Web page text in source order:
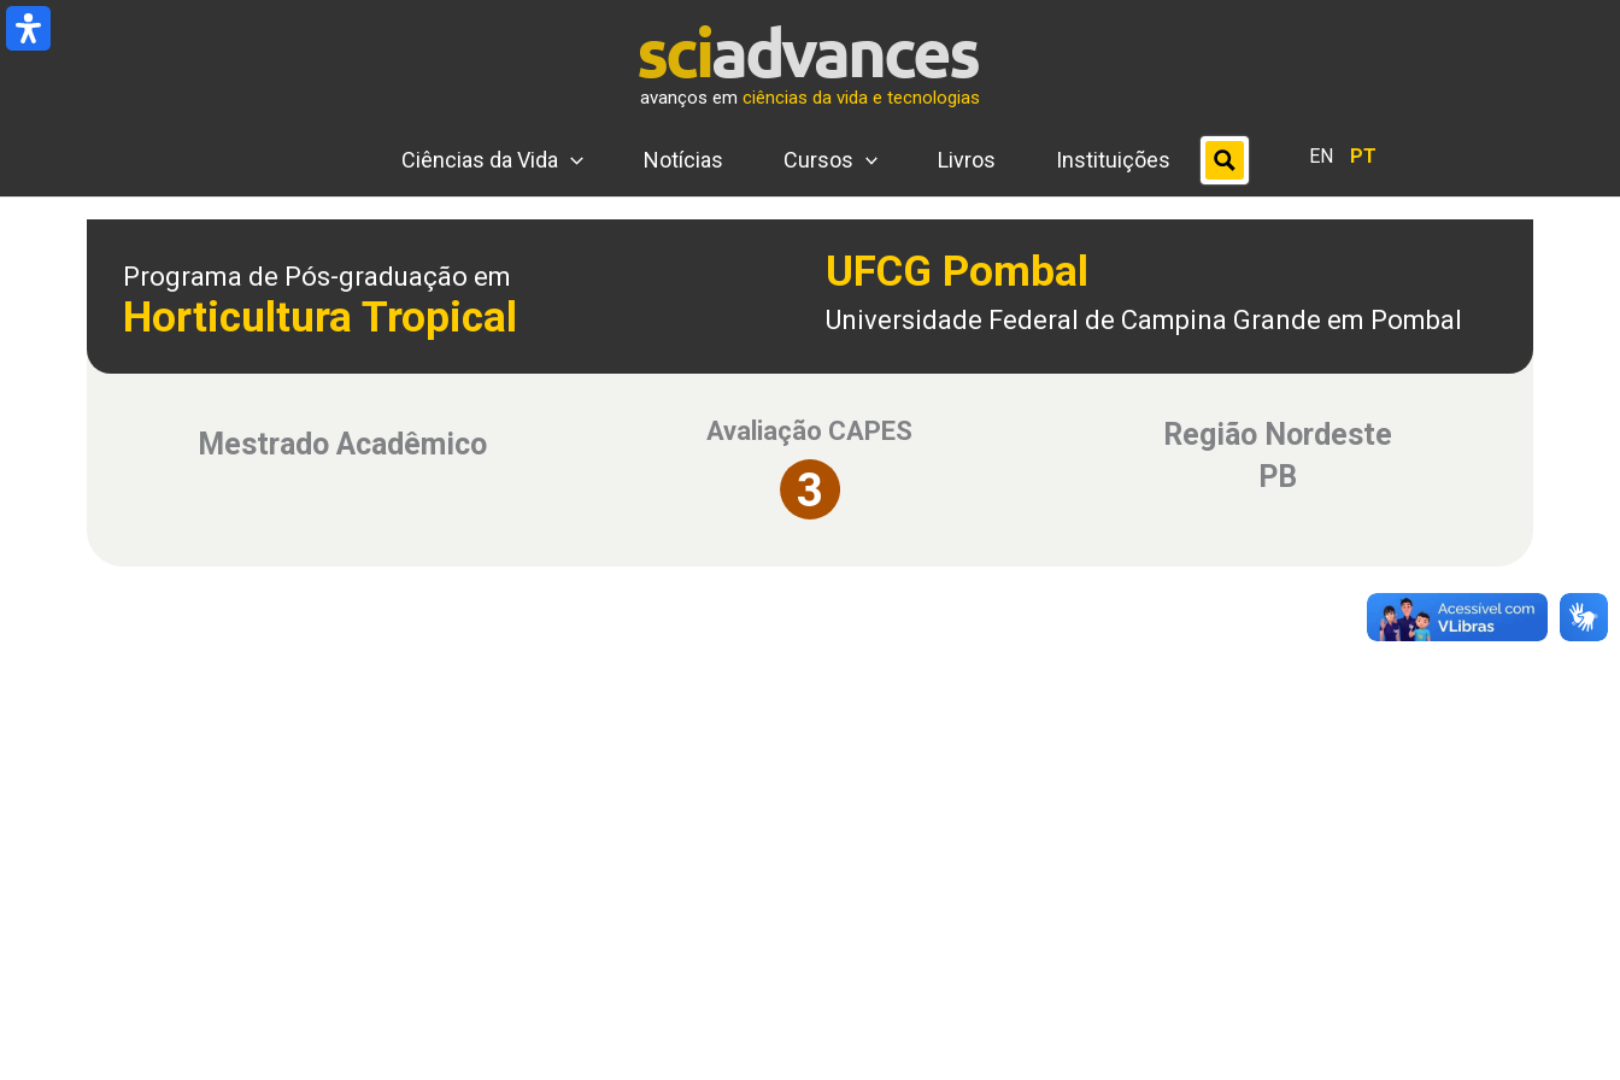
Ir
para
avanços em ciências da vida e tecnologias
Ciências da Vida Notícias Cursos Livros Instituições EN PT
Programa de Pós-graduação em
Horticultura Tropical
UFCG Pombal
Universidade Federal de Campina Grande em Pombal
Mestrado Acadêmico Avaliação CAPES
Região Nordeste
PB